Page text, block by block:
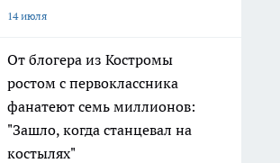
14 июля
От блогера из Костромы
ростом с первоклассника
фанатеют семь миллионов:
"Зашло, когда станцевал на
костылях"